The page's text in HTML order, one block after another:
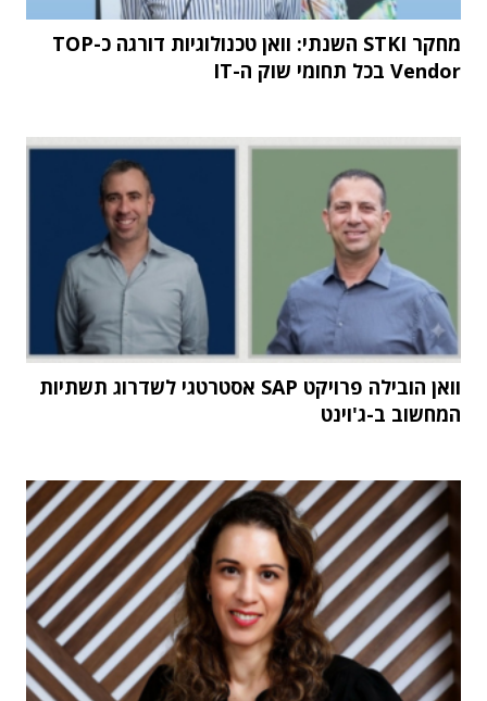
מחקר STKI השנתי: וואן טכנולוגיות דורגה כ-TOP
Vendor בכל תחומי שוק ה-IT
וואן הובילה פרויקט SAP אסטרטגי לשדרוג תשתיות
המחשוב ב-ג'וינט